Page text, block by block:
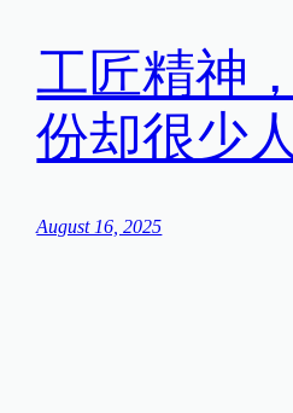
工匠精神
份却很少
August 16, 2025